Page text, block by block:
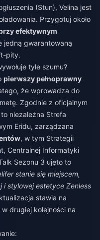
(Stun), Velina jest
Przygotuj około
efektywnym
jedną gwarantowaną
pity.
tyle szumu?
pierwszy pełnoprawny
że wprowadza do
Zgodnie z oficjalnym
niezależna Strefa
Eridu, zarządzana
, w tym Strategii
Centralnej Informatyki
Sezonu 3 ujęto to
stanie się miejscem,
i stylowej estetyce Zenless
stawia na
drugiej kolejności na